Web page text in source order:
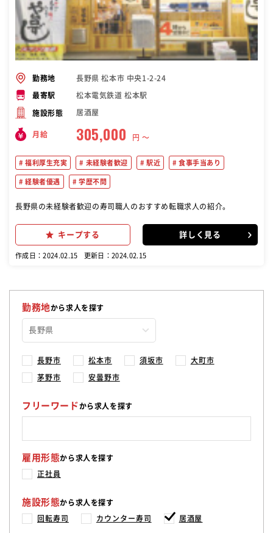
勤務地 長野県 松本市 中央1-2-24
最寄駅 松本電気鉄道 松本駅
施設形態 居酒屋
月給 305,000 円 〜
福利厚生充実 未経験者歓迎 駅近 食事手当あり
経験者優遇 学歴不問
長野県の未経験者歓迎の寿司職人のおすすめ転職求人の紹介。
キープする 詳しく見る
作成日：2024.02.15 更新日：2024.02.15
勤務地から求人を探す
長野市 松本市 須坂市 大町市
茅野市 安曇野市
フリーワードから求人を探す
雇用形態から求人を探す
正社員
施設形態から求人を探す
回転寿司 カウンター寿司 居酒屋